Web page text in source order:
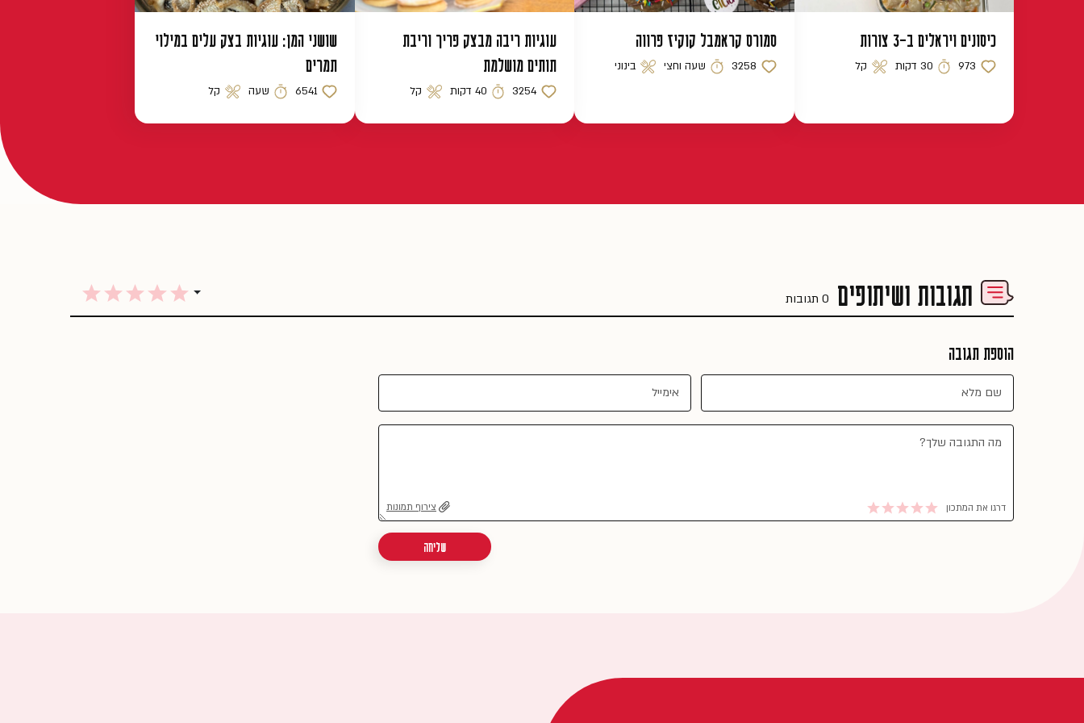
כיסונים ויראלים ב-3 צורות
כמות לייקים
973 זמן הכנה
30 דקות רמת קושי
קל
סמורס קראמבל קוקיז פרווה
כמות לייקים
3258 זמן הכנהשעה וחצי רמת קושי
בינוני
עוגיות ריבה מבצק פריך וריבת
תותים מושלמת
כמות לייקים
3254 זמן הכנה
40 דקות רמת קושי
קל
שושני המן: עוגיות בצק עלים במילוי
תמרים
כמות לייקים
6541 זמן הכנה
שעה רמת קושי
קל
תגובות ושיתופים 0 תגובות
הוספת תגובה
דרגו את המתכון צירוף תמונות
שליחה